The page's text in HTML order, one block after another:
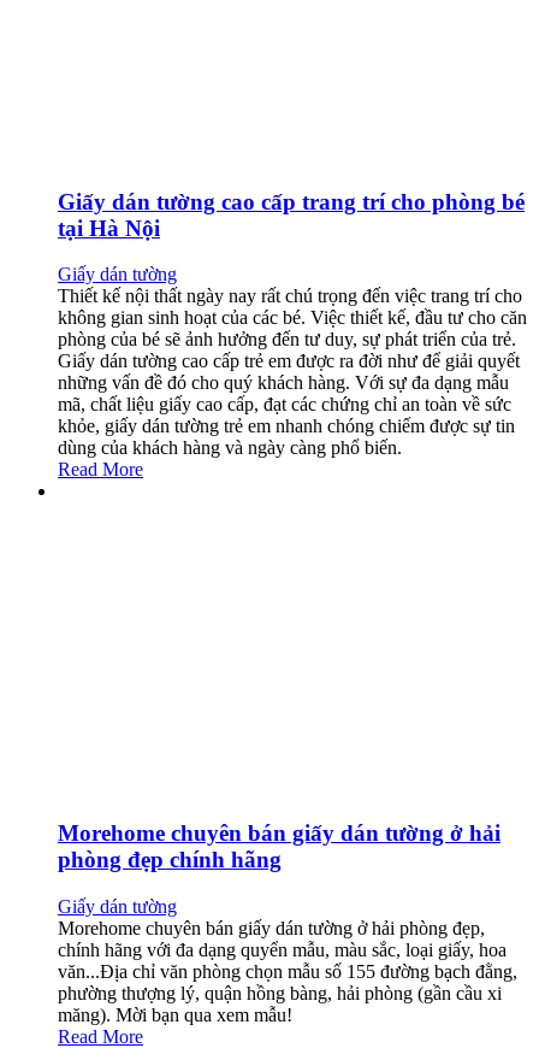
Giấy dán tường cao cấp trang trí cho phòng bé
tại Hà Nội
Giấy dán tường
Thiết kế nội thất ngày nay rất chú trọng đến việc trang trí cho
không gian sinh hoạt của các bé. Việc thiết kế, đầu tư cho căn
phòng của bé sẽ ảnh hưởng đến tư duy, sự phát triển của trẻ.
Giấy dán tường cao cấp trẻ em được ra đời như để giải quyết
những vấn đề đó cho quý khách hàng. Với sự đa dạng mẫu
mã, chất liệu giấy cao cấp, đạt các chứng chỉ an toàn về sức
khỏe, giấy dán tường trẻ em nhanh chóng chiếm được sự tin
dùng của khách hàng và ngày càng phổ biến.
Read More
Morehome chuyên bán giấy dán tường ở hải
phòng đẹp chính hãng
Giấy dán tường
Morehome chuyên bán giấy dán tường ở hải phòng đẹp,
chính hãng với đa dạng quyển mẫu, màu sắc, loại giấy, hoa
văn...Địa chỉ văn phòng chọn mẫu số 155 đường bạch đằng,
phường thượng lý, quận hồng bàng, hải phòng (gần cầu xi
măng). Mời bạn qua xem mẫu!
Read More